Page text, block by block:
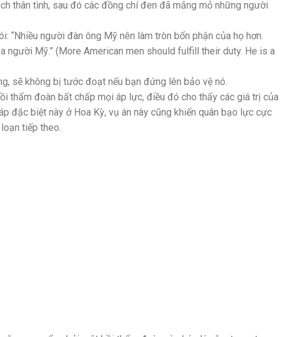
thân tình, sau đó các đồng chí đen đã mắng mỏ những người
người đàn ông Mỹ nên làm tròn bổn phận của họ hơn.
người Mỹ.” (More American men should fulfill their duty. He is a
sẽ không bị tước đoạt nếu bạn đứng lên bảo vệ nó.
thẩm đoàn bất chấp mọi áp lực, điều đó cho thấy các giá trị của
đặc biệt này ở Hoa Kỳ, vụ án này cũng khiến quân bạo lực cực
tiếp theo.